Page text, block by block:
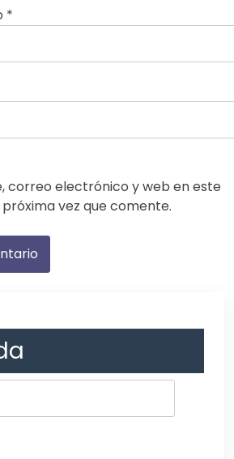
*
correo electrónico y web en este
vez que comente.